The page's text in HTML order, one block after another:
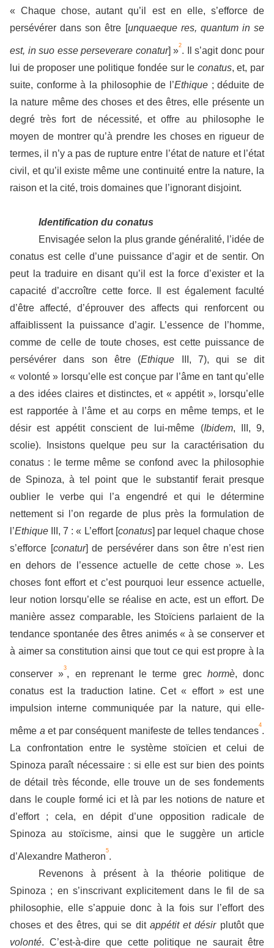
« Chaque chose, autant qu’il est en elle, s’efforce de
persévérer dans son être [unquaeque res, quantum in se
est, in suo esse perseverare conatur] »2. Il s’agit donc pour
lui de proposer une politique fondée sur le conatus, et, par
suite, conforme à la philosophie de l’Ethique ; déduite de
la nature même des choses et des êtres, elle présente un
degré très fort de nécessité, et offre au philosophe le
moyen de montrer qu’à prendre les choses en rigueur de
termes, il n’y a pas de rupture entre l’état de nature et l’état
civil, et qu’il existe même une continuité entre la nature, la
raison et la cité, trois domaines que l’ignorant disjoint.
Identification du conatus
Envisagée selon la plus grande généralité, l’idée de
conatus est celle d’une puissance d’agir et de sentir. On
peut la traduire en disant qu’il est la force d’exister et la
capacité d’accroître cette force. Il est également faculté
d’être affecté, d’éprouver des affects qui renforcent ou
affaiblissent la puissance d’agir. L’essence de l’homme,
comme de celle de toute choses, est cette puissance de
persévérer dans son être (Ethique III, 7), qui se dit
« volonté » lorsqu’elle est conçue par l’âme en tant qu’elle
a des idées claires et distinctes, et « appétit », lorsqu’elle
est rapportée à l’âme et au corps en même temps, et le
désir est appétit conscient de lui-même (Ibidem, III, 9,
scolie). Insistons quelque peu sur la caractérisation du
conatus : le terme même se confond avec la philosophie
de Spinoza, à tel point que le substantif ferait presque
oublier le verbe qui l’a engendré et qui le détermine
nettement si l’on regarde de plus près la formulation de
l’Ethique III, 7 : « L’effort [conatus] par lequel chaque chose
s’efforce [conatur] de persévérer dans son être n’est rien
en dehors de l’essence actuelle de cette chose ». Les
choses font effort et c’est pourquoi leur essence actuelle,
leur notion lorsqu’elle se réalise en acte, est un effort. De
manière assez comparable, les Stoïciens parlaient de la
tendance spontanée des êtres animés « à se conserver et
à aimer sa constitution ainsi que tout ce qui est propre à la
conserver »3, en reprenant le terme grec hormè, donc
conatus est la traduction latine. Cet « effort » est une
impulsion interne communiquée par la nature, qui elle-
même a et par conséquent manifeste de telles tendances4.
La confrontation entre le système stoïcien et celui de
Spinoza paraît nécessaire : si elle est sur bien des points
de détail très féconde, elle trouve un de ses fondements
dans le couple formé ici et là par les notions de nature et
d’effort ; cela, en dépit d’une opposition radicale de
Spinoza au stoïcisme, ainsi que le suggère un article
d’Alexandre Matheron5.
Revenons à présent à la théorie politique de
Spinoza ; en s’inscrivant explicitement dans le fil de sa
philosophie, elle s’appuie donc à la fois sur l’effort des
choses et des êtres, qui se dit appétit et désirplutôt que
volonté. C’est-à-dire que cette politique ne saurait être